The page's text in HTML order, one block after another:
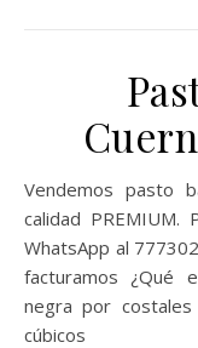
Vendemos pasto barato en Cuernavaca Morelos y de
calidad
WhatsApp al
facturamos ¿Qué
negra por
cúbicos